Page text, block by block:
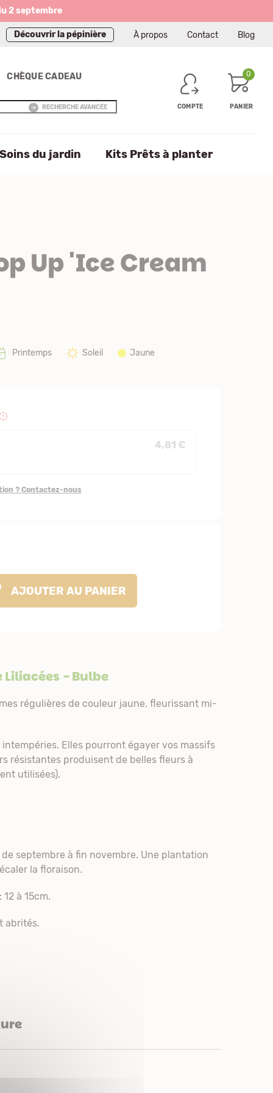
2 septembre
Découvrir la pépinière À propos Contact Blog
CHÈQUE CADEAU
RECHERCHE AVANCÉE COMPTE
0
PANIER
du jardin Kits Prêts à planter
Up 'Ice Cream
Printemps Soleil Jaune
4,81 €
? Contactez-nous
AJOUTER AU PANIER
Liliacées - Bulbe
régulières de couleur jaune, fleurissant mi-
Elles pourront égayer vos massifs
résistantes produisent de belles fleurs à
utilisées).
septembre à fin novembre. Une plantation
la floraison.
à 15cm.
abrités.